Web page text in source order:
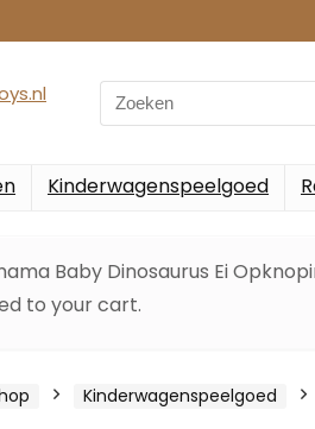
Search
for:
Kinderwagenspeelgoed
Baby Dinosaurus Ei
to your cart.
Kinderwagenspeelgoed